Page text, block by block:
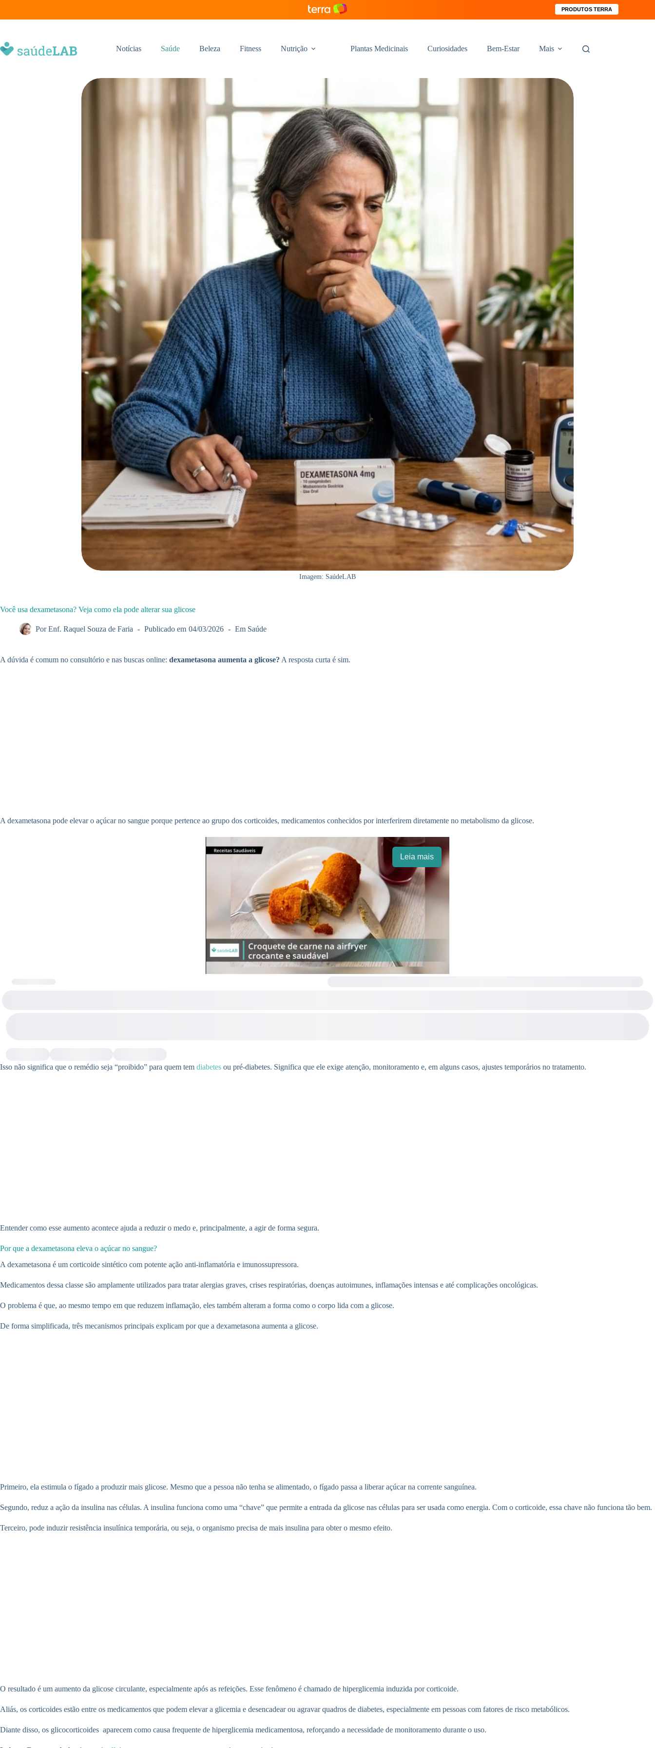
PRODUTOS TERRA
Notícias Saúde Beleza Fitness Nutrição Plantas Medicinais Curiosidades Bem-Estar Mais
Imagem: SaúdeLAB
Você usa dexametasona? Veja como ela pode alterar sua glicose
Por Enf. Raquel Souza de Faria Publicado em 04/03/2026 Em Saúde
A dúvida é comum no consultório e nas buscas online: dexametasona aumenta a glicose? A resposta curta é sim.
A dexametasona pode elevar o açúcar no sangue porque pertence ao grupo dos corticoides, medicamentos conhecidos por interferirem diretamente no metabolismo da glicose.
Leia mais
Isso não significa que o remédio seja “proibido” para quem tem diabetes ou pré-diabetes. Significa que ele exige atenção, monitoramento e, em alguns casos, ajustes temporários no tratamento.
Entender como esse aumento acontece ajuda a reduzir o medo e, principalmente, a agir de forma segura.
Por que a dexametasona eleva o açúcar no sangue?
A dexametasona é um corticoide sintético com potente ação anti-inflamatória e imunossupressora.
Medicamentos dessa classe são amplamente utilizados para tratar alergias graves, crises respiratórias, doenças autoimunes, inflamações intensas e até complicações oncológicas.
O problema é que, ao mesmo tempo em que reduzem inflamação, eles também alteram a forma como o corpo lida com a glicose.
De forma simplificada, três mecanismos principais explicam por que a dexametasona aumenta a glicose.
Primeiro, ela estimula o fígado a produzir mais glicose. Mesmo que a pessoa não tenha se alimentado, o fígado passa a liberar açúcar na corrente sanguínea.
Segundo, reduz a ação da insulina nas células. A insulina funciona como uma “chave” que permite a entrada da glicose nas células para ser usada como energia. Com o corticoide, essa chave não funciona tão bem.
Terceiro, pode induzir resistência insulínica temporária, ou seja, o organismo precisa de mais insulina para obter o mesmo efeito.
O resultado é um aumento da glicose circulante, especialmente após as refeições. Esse fenômeno é chamado de hiperglicemia induzida por corticoide.
Aliás, os corticoides estão entre os medicamentos que podem elevar a glicemia e desencadear ou agravar quadros de diabetes, especialmente em pessoas com fatores de risco metabólicos.
Diante disso, os glicocorticoides aparecem como causa frequente de hiperglicemia medicamentosa, reforçando a necessidade de monitoramento durante o uso.